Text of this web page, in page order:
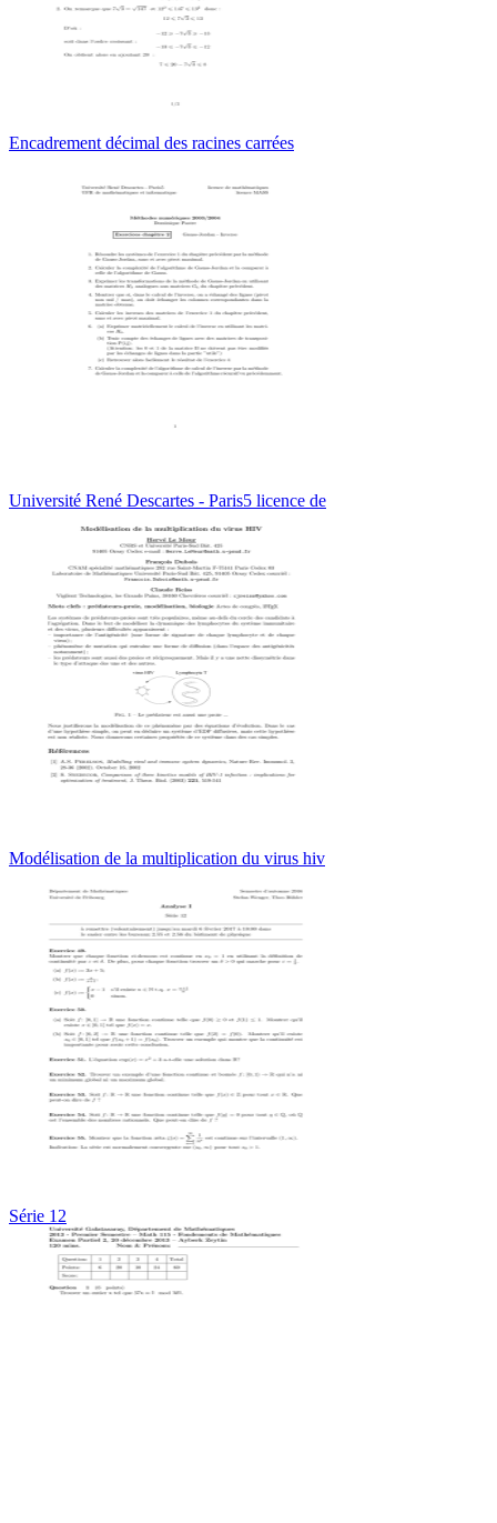
Encadrement décimal des racines carrées
Université René Descartes - Paris5 licence de
Modélisation de la multiplication du virus hiv
Série 12